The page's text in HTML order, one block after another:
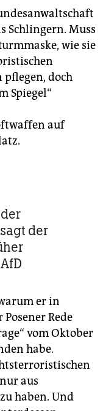
Schlingern. Muss
wie sie
doch
Spiegel“
auf
der
er in
Rede
vom Oktober
habe.
aus
haben. Und